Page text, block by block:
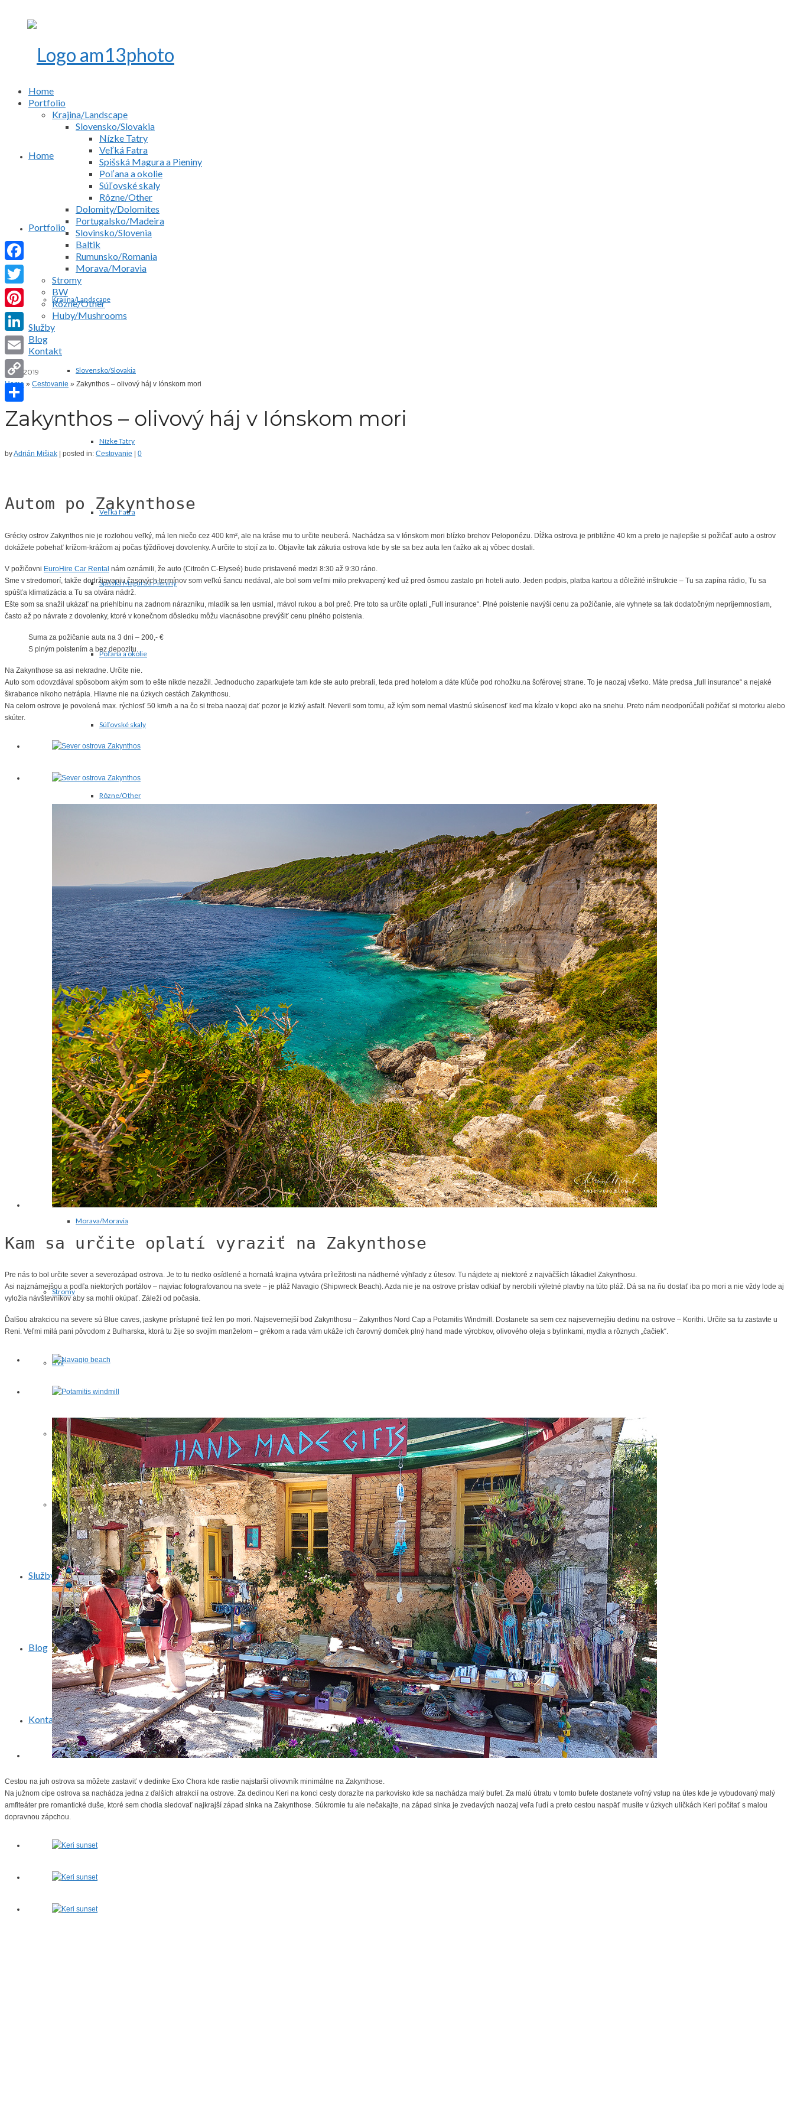
Home
Portfolio
Krajina/Landscape
Slovensko/Slovakia
Nízke Tatry
Veľká Fatra
Spišská Magura a Pieniny
Poľana a okolie
Súľovské skaly
Rôzne/Other
Portugalsko/Madeira
Slovinsko/Slovenia
Baltik
Rumunsko/Romania
Morava/Moravia
Stromy
BW
Rôzne/Other
Huby/Mushrooms
Služby
Blog
Kontakt
Home
Portfolio
Krajina/Landscape
Slovensko/Slovakia
Nízke Tatry
Veľká Fatra
Spišská Magura a Pieniny
Poľana a okolie
Súľovské skaly
Rôzne/Other
Dolomity/Dolomites
Portugalsko/Madeira
Slovinsko/Slovenia
Baltik
Rumunsko/Romania
Morava/Moravia
Stromy
BW
Rôzne/Other
Huby/Mushrooms
Služby
Blog
Kontakt
16júl 2019
Home » Cestovanie » Zakynthos – olivový háj v Iónskom mori
Zakynthos – olivový háj v Iónskom mori
byAdrián Mišiak posted in: Cestovanie 0
Autom po Zakynthose
Grécky ostrov Zakynthos nie je rozlohou veľký, má len niečo cez 400 km², ale na kráse mu to určite neuberá. Nachádza sa v Iónskom mori blízko brehov Peloponézu. Dĺžka ostrova je približne 40 km a preto je najlepšie si požičať auto a ostrov
dokážete pobehať krížom-krážom aj počas týždňovej dovolenky. A určite to stojí za to. Objavíte tak zákutia ostrova kde by ste sa bez auta len ťažko ak aj vôbec dostali.
V požičovni EuroHire Car Rental nám oznámili, že auto (Citroën C-Elyseé) bude pristavené medzi 8:30 až 9:30 ráno.
Sme v stredomorí, takže dodržiavaniu časových termínov som veľkú šancu nedával, ale bol som veľmi milo prekvapený keď už pred ôsmou zastalo pri hoteli auto. Jeden podpis, platba kartou a dôležité inštrukcie – Tu sa zapína rádio, Tu sa
spúšťa klimatizácia a Tu sa otvára nádrž.
Ešte som sa snažil ukázať na priehlbinu na zadnom nárazníku, mladík sa len usmial, mávol rukou a bol preč. Pre toto sa určite oplatí „Full insurance“. Plné poistenie navýši cenu za požičanie, ale vyhnete sa tak dodatočným nepríjemnostiam,
často až po návrate z dovolenky, ktoré v konečnom dôsledku môžu viacnásobne prevýšiť cenu plného poistenia.
Suma za požičanie auta na 3 dni – 200,- €
S plným poistením a bez depozitu.
Na Zakynthose sa asi nekradne. Určite nie.
Auto som odovzdával spôsobom akým som to ešte nikde nezažil. Jednoducho zaparkujete tam kde ste auto prebrali, teda pred hotelom a dáte kľúče pod rohožku.na šoférovej strane. To je naozaj všetko. Máte predsa „full insurance“ a nejaké
škrabance nikoho netrápia. Hlavne nie na úzkych cestách Zakynthosu.
Na celom ostrove je povolená max. rýchlosť 50 km/h a na čo si treba naozaj dať pozor je klzký asfalt. Neveril som tomu, až kým som nemal vlastnú skúsenosť keď ma kĺzalo v kopci ako na snehu. Preto nám neodporúčali požičať si motorku alebo
skúter.
Kam sa určite oplatí vyraziť na Zakynthose
Pre nás to bol určite sever a severozápad ostrova. Je to tu riedko osídlené a hornatá krajina vytvára príležitosti na nádherné výhľady z útesov. Tu nájdete aj niektoré z najväčších lákadiel Zakynthosu.
Asi najznámejšou a podľa niektorých portálov – najviac fotografovanou na svete – je pláž Navagio (Shipwreck Beach). Azda nie je na ostrove prístav odkiaľ by nerobili výletné plavby na túto pláž. Dá sa na ňu dostať iba po mori a nie vždy lode aj
vyložia návštevníkov aby sa mohli okúpať. Záleží od počasia.
Ďalšou atrakciou na severe sú Blue caves, jaskyne prístupné tiež len po mori. Najsevernejší bod Zakynthosu – Zakynthos Nord Cap a Potamitis Windmill. Dostanete sa sem cez najsevernejšiu dedinu na ostrove – Korithi. Určite sa tu zastavte u
Reni. Veľmi milá pani pôvodom z Bulharska, ktorá tu žije so svojím manželom – grékom a rada vám ukáže ich čarovný domček plný hand made výrobkov, olivového oleja s bylinkami, mydla a rôznych „čačiek“.
Cestou na juh ostrova sa môžete zastaviť v dedinke Exo Chora kde rastie najstarší olivovník minimálne na Zakynthose.
Na južnom cípe ostrova sa nachádza jedna z ďalších atrakcií na ostrove. Za dedinou Keri na konci cesty dorazíte na parkovisko kde sa nachádza malý bufet. Za malú útratu v tomto bufete dostanete voľný vstup na útes kde je vybudovaný malý
amfiteáter pre romantické duše, ktoré sem chodia sledovať najkrajší západ slnka na Zakynthose. Súkromie tu ale nečakajte, na západ slnka je zvedavých naozaj veľa ľudí a preto cestou naspäť musíte v úzkych uličkách Keri počítať s malou
dopravnou zápchou.
Facebook
Twitter
Pinterest
LinkedIn
Email
Copy
Share